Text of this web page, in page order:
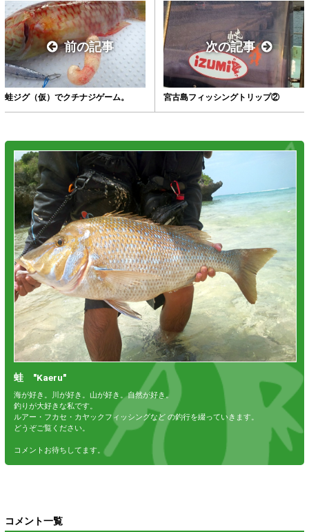
前の記事
蛙ジグ（仮）でクチナジゲーム。
次の記事
宮古島フィッシングトリップ②
蛙 "Kaeru"
海が好き。川が好き。山が好き。自然が好き。
釣りが大好きな私です。
ルアー・フカセ・カヤックフィッシングなど の釣行を綴っていきます。
どうぞご覧ください。
コメントお待ちしてます。
コメント一覧